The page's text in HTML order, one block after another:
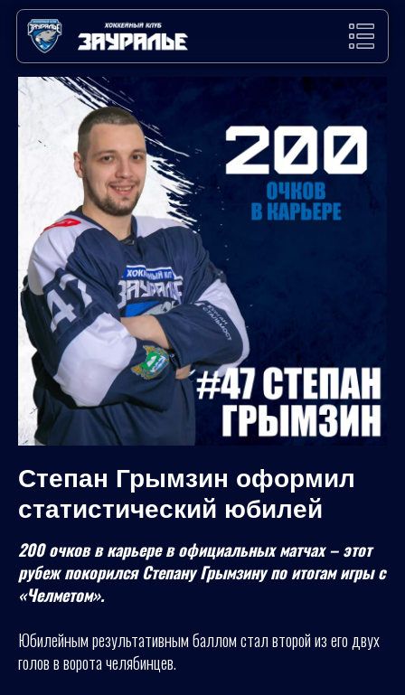
Степан Грымзин оформил
статистический юбилей
200 очков в карьере в официальных матчах – этот
рубеж покорился Степану Грымзину по итогам игры с
«Челметом».
Юбилейным результативным баллом стал второй из его двух
голов в ворота челябинцев.